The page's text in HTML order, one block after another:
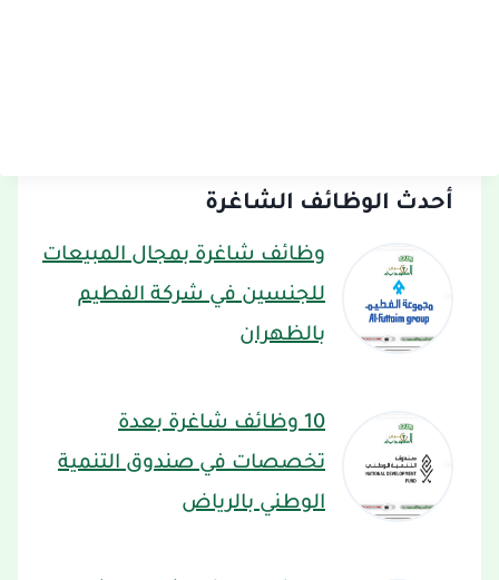
أحدث الوظائف الشاغرة
وظائف شاغرة بمجال المبيعات
للجنسين في شركة الفطيم
بالظهران
10 وظائف شاغرة بعدة
تخصصات في صندوق التنمية
الوطني بالرياض